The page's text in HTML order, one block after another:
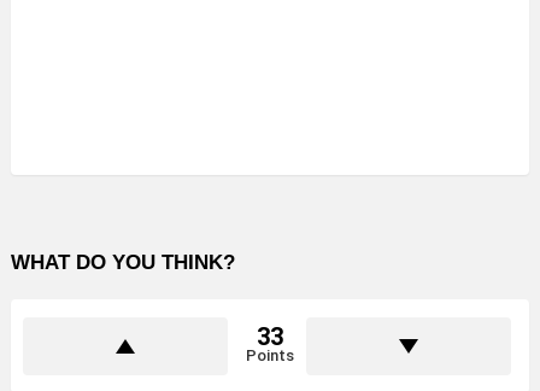
WHAT DO YOU THINK?
33
Points